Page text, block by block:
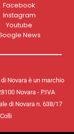
Facebook
Instagram
Youtube
News
Novara è un marchio
Novara - P.IVA
di Novara n. 638/17